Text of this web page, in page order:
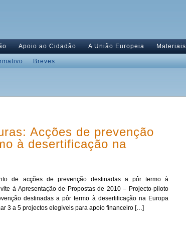
Apoio ao Cidadão A União Europeia Materiais
Breves
Acções de prevenção
à desertificação na
de acções de prevenção destinadas a pôr termo à
à Apresentação de Propostas de 2010 – Projecto-piloto
destinadas a pôr termo à desertificação na Europa
3 a 5 projectos elegíveis para apoio financeiro […]